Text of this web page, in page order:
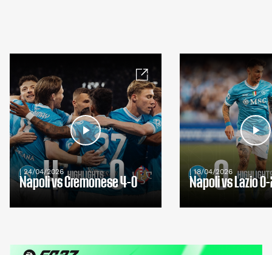
| 24/04/2026
Napoli vs Cremonese 4-0
| 18/04/2026
Napoli vs Lazio